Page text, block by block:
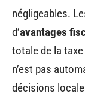
négligeables.
d’avantages
totale de la
n’est pas
décisions